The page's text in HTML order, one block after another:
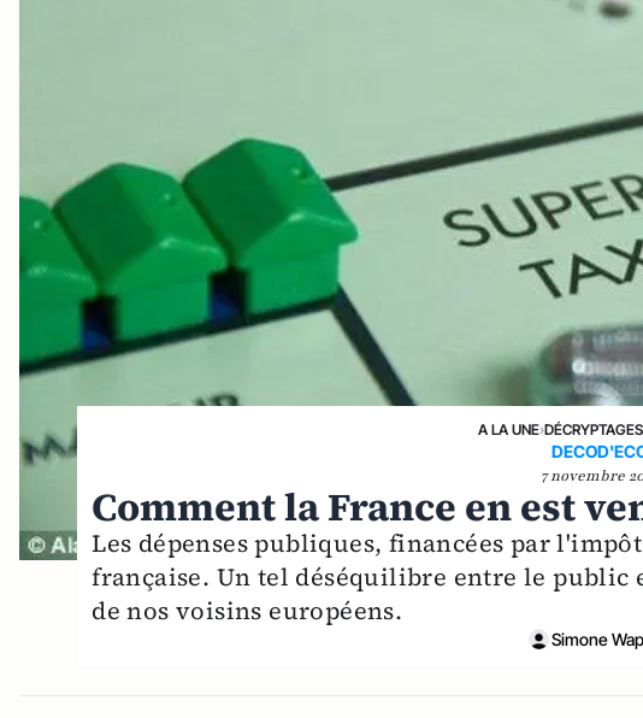
A LA UNE›DÉCRYPTAGES
7 novembre
Comment la France en est
Les dépenses publiques, financées par
française. Un tel déséquilibre entre le public
de nos voisins européens.
Simone